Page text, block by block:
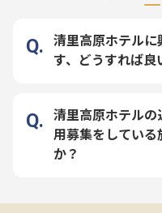
清里高原ホテルに
す、どうすれば良
清里高原ホテルの
用募集をしている
か？